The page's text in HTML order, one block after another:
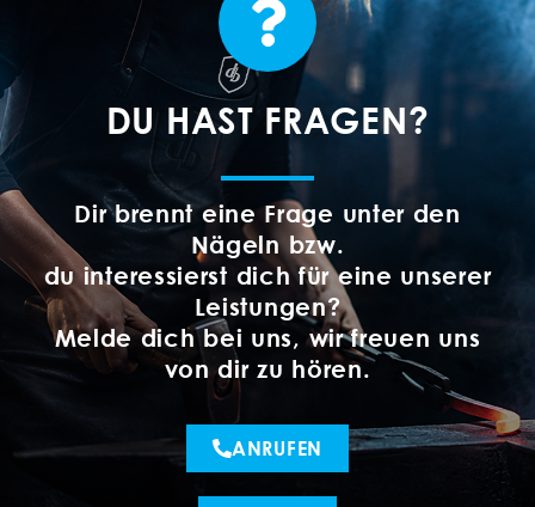
DU HAST FRAGEN?
Dir brennt eine Frage unter den
Nägeln bzw.
du interessierst dich für eine unserer
Leistungen?
Melde dich bei uns, wir freuen uns
von dir zu hören.
ANRUFEN